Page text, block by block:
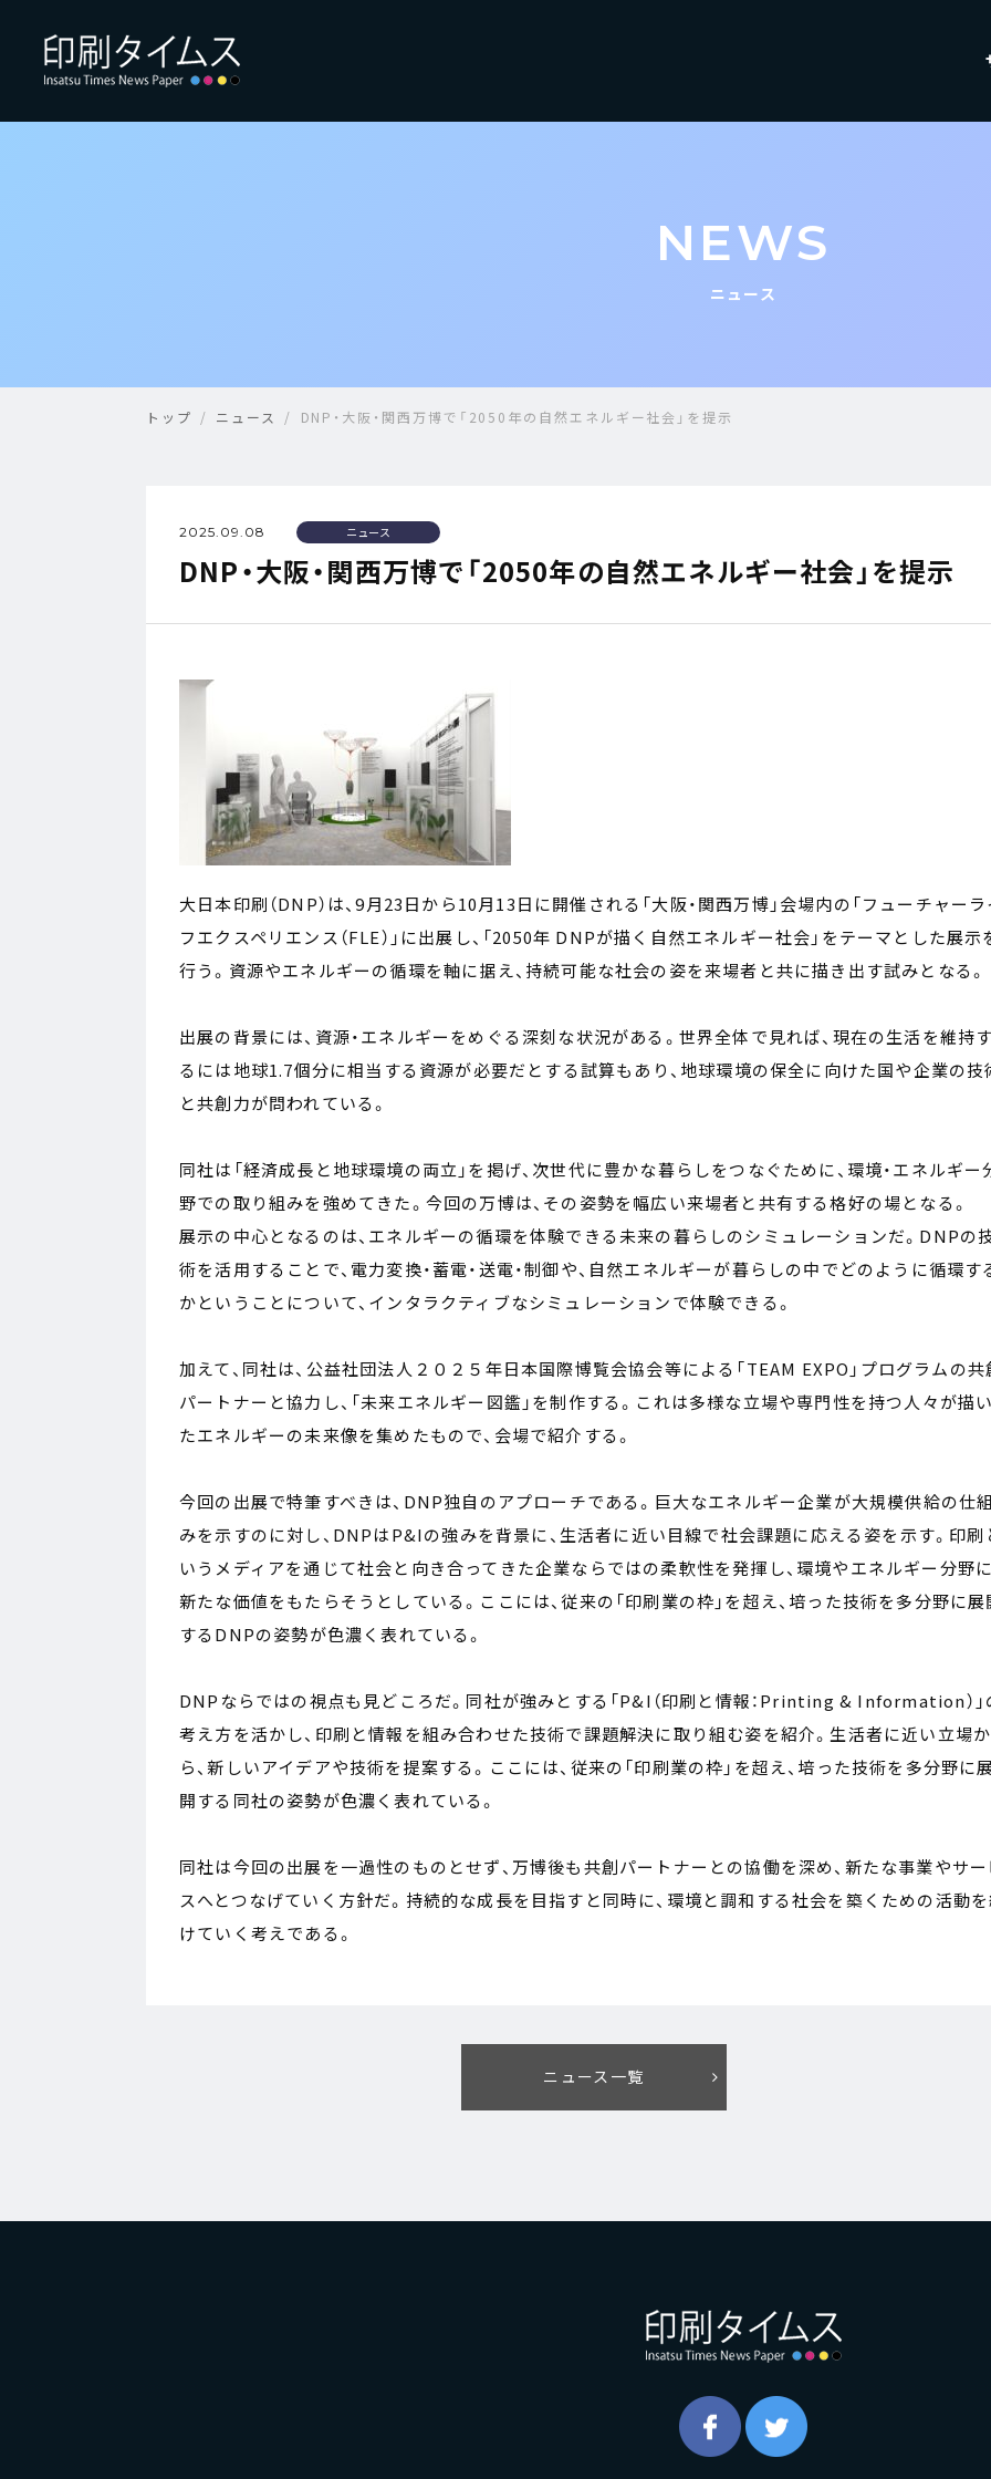
NEWS
ニュース
トップ ニュース DNP・大阪・関西万博で「2050年の自然エネルギー社会」を提示
2025.09.08 ニュース
DNP・大阪・関西万博で「2050年の自然エネルギー社会」を提示
大日本印刷（DNP）は、9月23日から10月13日に開催される「大阪・関西万博」会場内の「フューチャーラ
フエクスペリエンス（FLE）」に出展し、「2050年 DNPが描く自然エネルギー社会」をテーマとした展示
行う。資源やエネルギーの循環を軸に据え、持続可能な社会の姿を来場者と共に描き出す試みとなる。
出展の背景には、資源・エネルギーをめぐる深刻な状況がある。世界全体で見れば、現在の生活を維持す
るには地球1.7個分に相当する資源が必要だとする試算もあり、地球環境の保全に向けた国や企業の技
と共創力が問われている。
同社は「経済成長と地球環境の両立」を掲げ、次世代に豊かな暮らしをつなぐために、環境・エネルギー
野での取り組みを強めてきた。今回の万博は、その姿勢を幅広い来場者と共有する格好の場となる。
展示の中心となるのは、エネルギーの循環を体験できる未来の暮らしのシミュレーションだ。DNPの
術を活用することで、電力変換・蓄電・送電・制御や、自然エネルギーが暮らしの中でどのように循環す
かということについて、インタラクティブなシミュレーションで体験できる。
加えて、同社は、公益社団法人２０２５年日本国際博覧会協会等による「TEAM EXPO」プログラムの共
パートナーと協力し、「未来エネルギー図鑑」を制作する。これは多様な立場や専門性を持つ人々が描い
たエネルギーの未来像を集めたもので、会場で紹介する。
今回の出展で特筆すべきは、DNP独自のアプローチである。巨大なエネルギー企業が大規模供給の仕組
みを示すのに対し、DNPはP&Iの強みを背景に、生活者に近い目線で社会課題に応える姿を示す。印刷
いうメディアを通じて社会と向き合ってきた企業ならではの柔軟性を発揮し、環境やエネルギー分野に
新たな価値をもたらそうとしている。ここには、従来の「印刷業の枠」を超え、培った技術を多分野に展
するDNPの姿勢が色濃く表れている。
DNPならではの視点も見どころだ。同社が強みとする「P&I（印刷と情報：Printing & Information）」
考え方を活かし、印刷と情報を組み合わせた技術で課題解決に取り組む姿を紹介。生活者に近い立場か
ら、新しいアイデアや技術を提案する。ここには、従来の「印刷業の枠」を超え、培った技術を多分野に
開する同社の姿勢が色濃く表れている。
同社は今回の出展を一過性のものとせず、万博後も共創パートナーとの協働を深め、新たな事業やサー
スへとつなげていく方針だ。持続的な成長を目指すと同時に、環境と調和する社会を築くための活動
けていく考えである。
ニュース一覧